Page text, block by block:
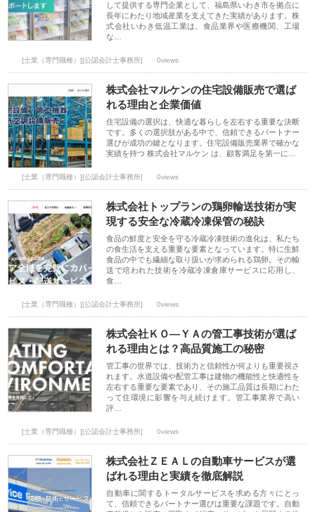
して提供する専門企業として、福島県いわき市を拠点に
長年にわたり地域産業を支えてきた実績があります。株
式会社いわき低温工業は、食品業界や医療機関、工場
な…
[士業（専門職種）][公認会計士事務所] 0views
株式会社マルケンの住宅設備販売で選ば
れる理由と企業価値
住宅設備の選択は、快適な暮らしを左右する重要な決断
です。多くの選択肢がある中で、信頼できるパートナー
選びが成功の鍵となります。住宅設備販売業界で確かな
実績を持つ 株式会社マルケン は、顧客満足を第一に…
[士業（専門職種）][公認会計士事務所] 0views
株式会社トップランの鶏卵輸送技術が実
現する安全な冷蔵冷凍保管の秘訣
食品の鮮度と安全を守る冷蔵冷凍技術の進化は、私たち
の食生活を支える重要な要素となっています。特に生鮮
食品の中でも繊細な取り扱いが求められる鶏卵。その輸
送で培われた技術を冷蔵冷凍倉庫サービスに応用し、
食…
[士業（専門職種）][公認会計士事務所] 0views
株式会社ＫＯ―ＹＡの管工事技術が選ば
れる理由とは？高品質施工の秘密
管工事の世界では、技術力と信頼性が何よりも重要視さ
れます。水道設備や配管工事は建物の機能性と快適性を
左右する重要な要素であり、その施工品質は長期にわた
って住環境に影響を与え続けます。管工事業界で高い
評…
[士業（専門職種）][公認会計士事務所] 0views
株式会社ＺＥＡＬの自動車サービスが選
ばれる理由と実績を徹底解説
自動車に関するトータルサービスを求める方々にとっ
て、信頼できるパートナー選びは重要な課題です。自動